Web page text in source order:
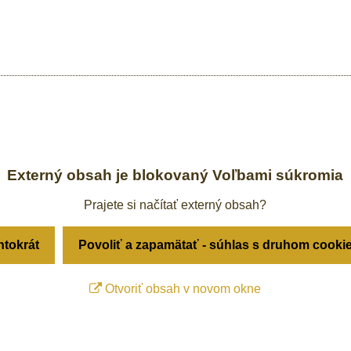
Externý obsah je blokovaný Voľbami súkromia
Prajete si načítať externý obsah?
Povoliť a zapamätať - súhlas s druhom
Otvoriť obsah v novom okne